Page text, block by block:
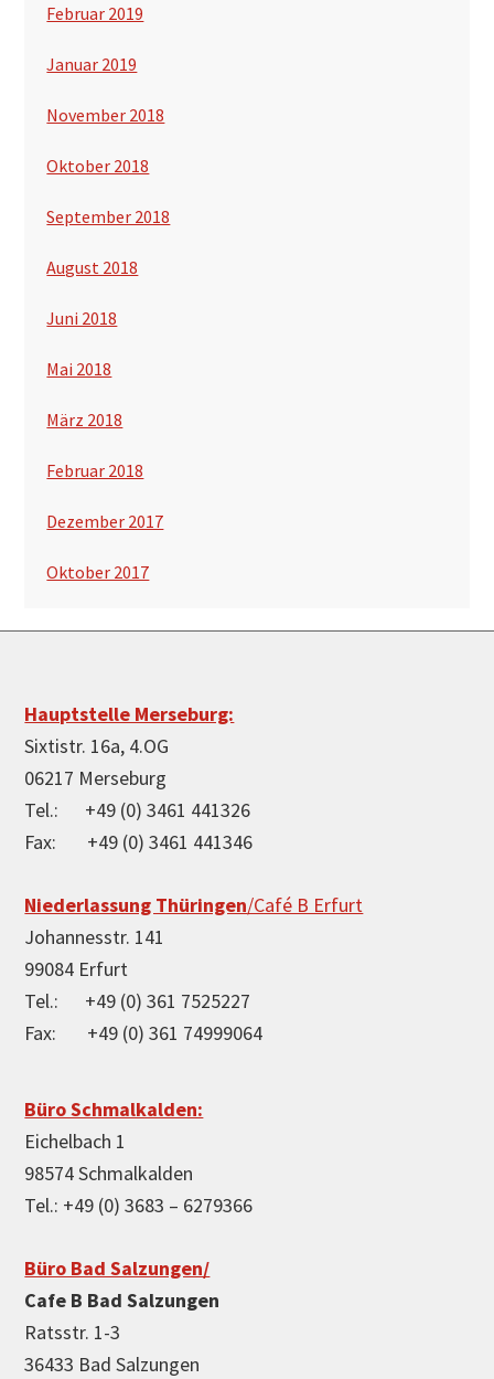
Februar 2019
Januar 2019
November 2018
Oktober 2018
September 2018
August 2018
Juni 2018
Mai 2018
März 2018
Februar 2018
Dezember 2017
Oktober 2017
Footer
Hauptstelle Merseburg:
Sixtistr. 16a, 4.OG
06217 Merseburg
Tel.: +49 (0) 3461 441326
Fax: +49 (0) 3461 441346
Niederlassung Thüringen/Café B Erfurt
Johannesstr. 141
99084 Erfurt
Tel.: +49 (0) 361 7525227
Fax: +49 (0) 361 74999064
Büro Schmalkalden:
Eichelbach 1
98574 Schmalkalden
Tel.: +49 (0) 3683 – 6279366
Büro Bad Salzungen/
Cafe B Bad Salzungen
Ratsstr. 1-3
36433 Bad Salzungen